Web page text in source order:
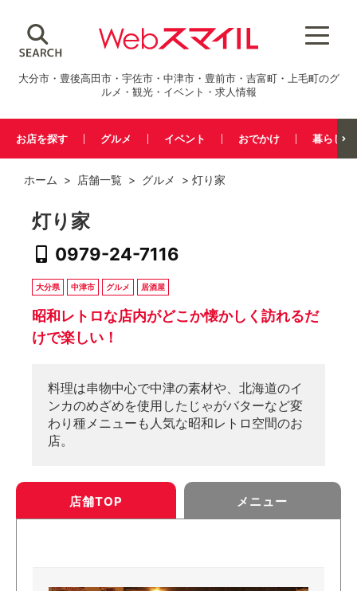
大分市・豊後高田市・宇佐市・中津市・豊前市・吉富町・上毛町のグ
ルメ・観光・イベント・求人情報
お店を探す グルメ イベント おでかけ 暮らし
ホーム > 店舗一覧 > グルメ > 灯り家
灯り家
0979-24-7116
大分県 中津市 グルメ 居酒屋
昭和レトロな店内がどこか懐かしく訪れるだ
けで楽しい！
料理は串物中心で中津の素材や、北海道のイ
ンカのめざめを使用したじゃがバターなど変
わり種メニューも人気な昭和レトロ空間のお
店。
店舗TOP メニュー